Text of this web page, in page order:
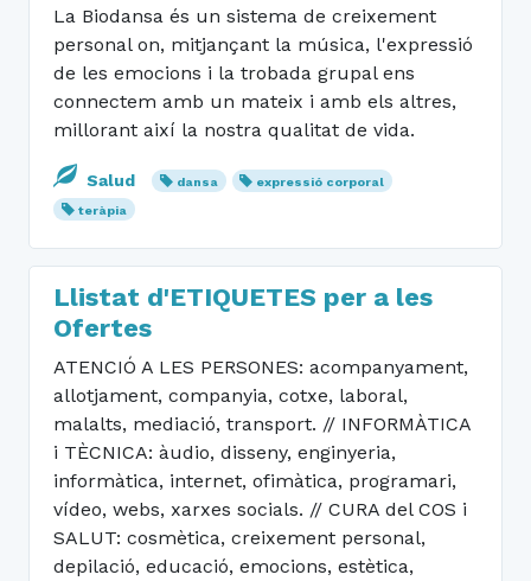
La Biodansa és un sistema de creixement
personal on, mitjançant la música, l'expressió
de les emocions i la trobada grupal ens
connectem amb un mateix i amb els altres,
millorant així la nostra qualitat de vida.
Salud dansa
expressió corporal
teràpia
Llistat d'ETIQUETES per a les
Ofertes
ATENCIÓ A LES PERSONES: acompanyament,
allotjament, companyia, cotxe, laboral,
malalts, mediació, transport. // INFORMÀTICA
i TÈCNICA: àudio, disseny, enginyeria,
informàtica, internet, ofimàtica, programari,
vídeo, webs, xarxes socials. // CURA del COS i
SALUT: cosmètica, creixement personal,
depilació, educació, emocions, estètica,